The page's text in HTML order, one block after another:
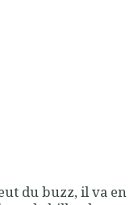
du buzz, il va en